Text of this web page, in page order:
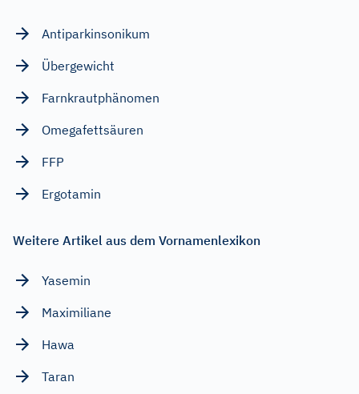
Antiparkinsonikum
Übergewicht
Farnkrautphänomen
Omegafettsäuren
FFP
Ergotamin
Weitere Artikel aus dem Vornamenlexikon
Yasemin
Maximiliane
Hawa
Taran